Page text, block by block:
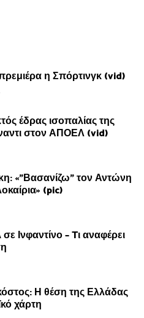
η Σπόρτινγκ (vid)
έδρας ισοπαλίας της
στον ΑΠΟΕΛ (vid)
«”Βασανίζω” τον Αντώνη
(pic)
Ινφαντίνο – Tι αναφέρει
Η θέση της Ελλάδας
χάρτη